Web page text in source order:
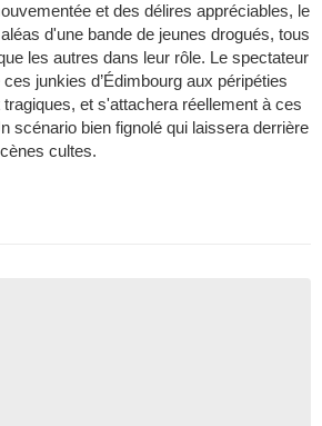
et des délires appréciables, le
d'une bande de jeunes drogués, tous
les autres dans leur rôle. Le spectateur
junkies d’Édimbourg aux péripéties
et s'attachera réellement à ces
scénario bien fignolé qui laissera derrière
cultes.